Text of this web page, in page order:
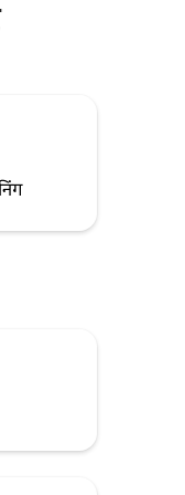
से हर एक का
में या